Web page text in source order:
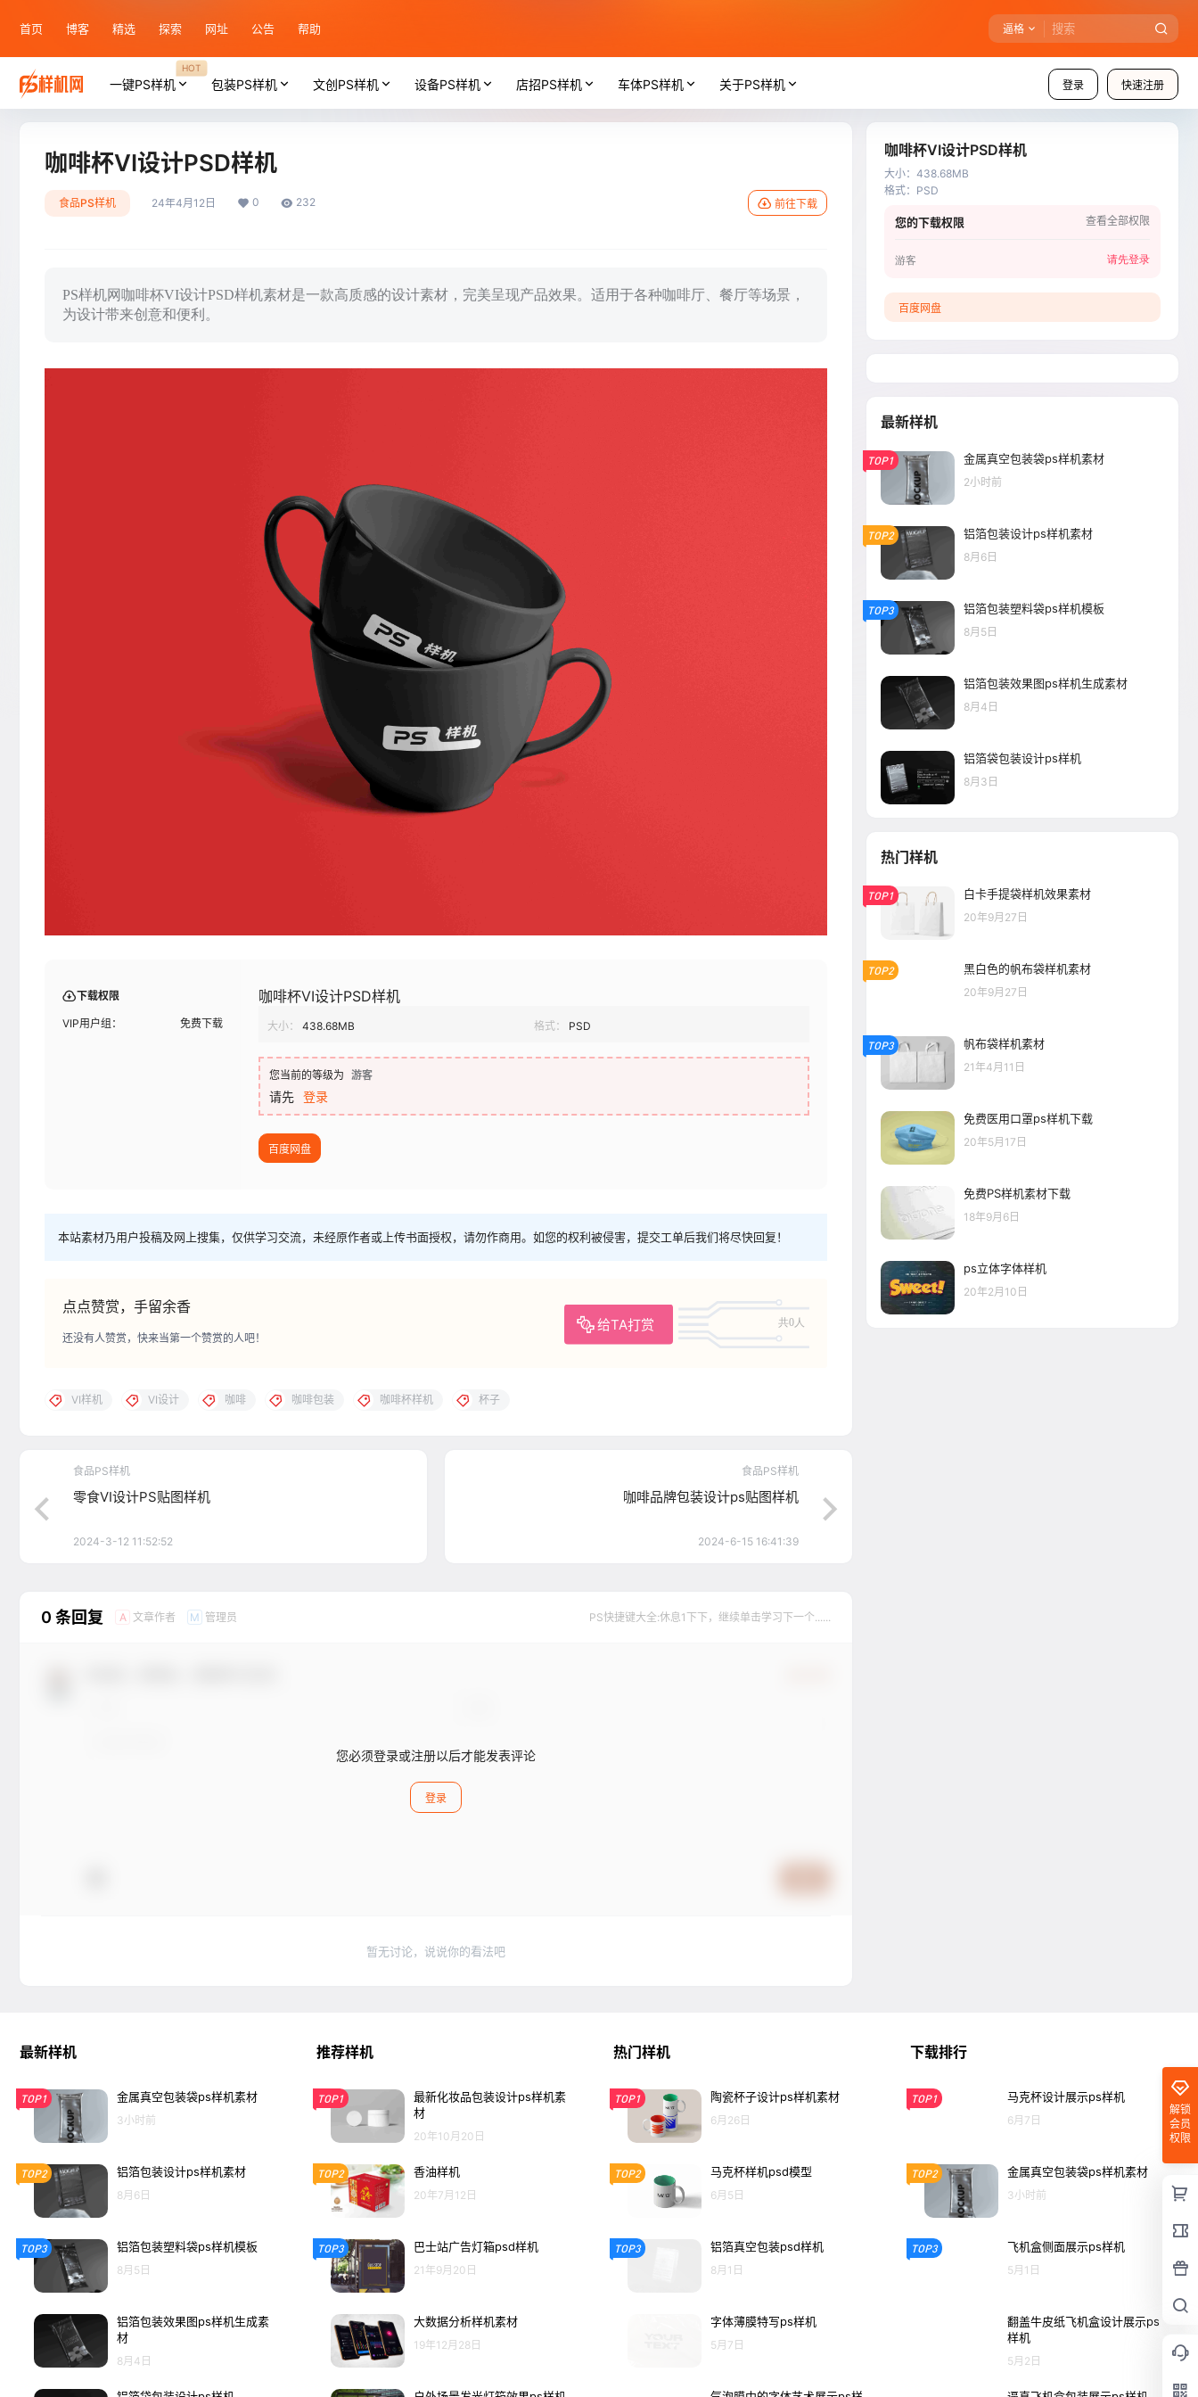
首页 博客 精选 探索 网址 公告 帮助 逼格
登录 快速注册
一键PS样机
HOT
包装PS样机 文创PS样机 设备PS样机 店招PS样机 车体PS样机 关于PS样机
咖啡杯VI设计PSD样机
食品PS样机 24年4月12日 0 232 前往下载
PS样机网咖啡杯VI设计PSD样机素材是一款高质感的设计素材，完美呈现产品效果。适用于各种咖啡厅、餐厅等场景，
为设计带来创意和便利。
下载权限
VIP用户组： 免费下载
咖啡杯VI设计PSD样机
大小： 438.68MB 格式： PSD
您当前的等级为 游客
请先 登录
百度网盘
本站素材乃用户投稿及网上搜集，仅供学习交流，未经原作者或上传书面授权，请勿作商用。如您的权利被侵害，提交工单后我们将尽快回复！
点点赞赏，手留余香
给TA打赏 共0人
还没有人赞赏，快来当第一个赞赏的人吧！
VI样机 VI设计 咖啡 咖啡包装 咖啡杯样机 杯子
食品PS样机
零食VI设计PS贴图样机
2024-3-12 11:52:52
食品PS样机
咖啡品牌包装设计ps贴图样机
2024-6-15 16:41:39
0 条回复 A 文章作者 M 管理员 PS快捷键大全:休息1下下，继续单击学习下一个......
您必须登录或注册以后才能发表评论
登录
暂无讨论，说说你的看法吧
咖啡杯VI设计PSD样机
大小： 438.68MB
格式： PSD
您的下载权限 查看全部权限
游客 请先登录
百度网盘
最新样机
TOP1 金属真空包装袋ps样机素材
2小时前
TOP2 铝箔包装设计ps样机素材
8月6日
TOP3 铝箔包装塑料袋ps样机模板
8月5日
铝箔包装效果图ps样机生成素材
8月4日
铝箔袋包装设计ps样机
8月3日
热门样机
TOP1 白卡手提袋样机效果素材
20年9月27日
TOP2 黑白色的帆布袋样机素材
20年9月27日
TOP3 帆布袋样机素材
21年4月11日
免费医用口罩ps样机下载
20年5月17日
免费PS样机素材下载
18年9月6日
ps立体字体样机
20年2月10日
解锁
会员
权限
最新样机
TOP1 金属真空包装袋ps样机素材
3小时前
TOP2 铝箔包装设计ps样机素材
8月6日
TOP3 铝箔包装塑料袋ps样机模板
8月5日
铝箔包装效果图ps样机生成素
材
8月4日
推荐样机
TOP1
最新化妆品包装设计ps样机素
材
20年10月20日
TOP2 香油样机
20年7月12日
TOP3 巴士站广告灯箱psd样机
21年9月20日
大数据分析样机素材
19年12月28日
热门样机
TOP1 陶瓷杯子设计ps样机素材
6月26日
TOP2 马克杯样机psd模型
6月5日
TOP3 铝箔真空包装psd样机
8月1日
字体薄膜特写ps样机
5月7日
下载排行
TOP1 马克杯设计展示ps样机
6月7日
TOP2 金属真空包装袋ps样机素材
3小时前
TOP3 飞机盒侧面展示ps样机
5月1日
翻盖牛皮纸飞机盒设计展示ps
样机
5月2日